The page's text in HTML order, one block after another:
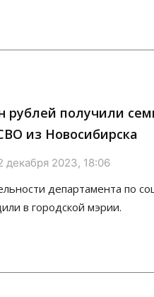
рублей получили
из Новосибирска
декабря 2023, 18:06
департамента по
в городской мэрии.